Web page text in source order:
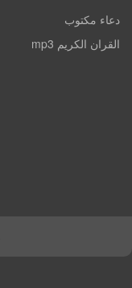
دعاء مكتوب
القران الكريم mp3